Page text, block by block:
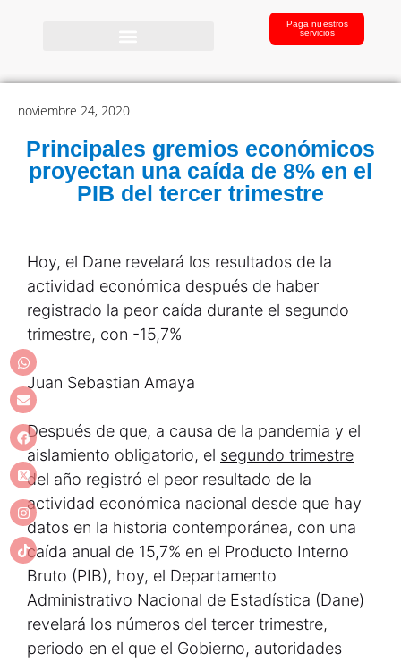
Paga nuestros
servicios
noviembre 24, 2020
Principales gremios económicos
proyectan una caída de 8% en el
PIB del tercer trimestre
Hoy, el Dane revelará los resultados de la
actividad económica después de haber
registrado la peor caída durante el segundo
trimestre, con -15,7%
Juan Sebastian Amaya
Después de que, a causa de la pandemia y el
aislamiento obligatorio, el segundo trimestre
del año registró el peor resultado de la
actividad económica nacional desde que hay
datos en la historia contemporánea, con una
caída anual de 15,7% en el Producto Interno
Bruto (PIB), hoy, el Departamento
Administrativo Nacional de Estadística (Dane)
revelará los números del tercer trimestre,
periodo en el que el Gobierno, autoridades